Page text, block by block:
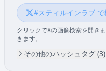
#スティルインラブ
クリックでXの画像検索を開き
きます。
その他のハッシュタグ (3)